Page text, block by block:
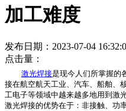
加工难度
发布日期：2023-07-04
点击量：
激光焊接是现今人们所掌握的
接在航空航天工业、汽车、船舶、
工电子等领域中越来越多地用到激
激光焊接的优势在于：非接触、功